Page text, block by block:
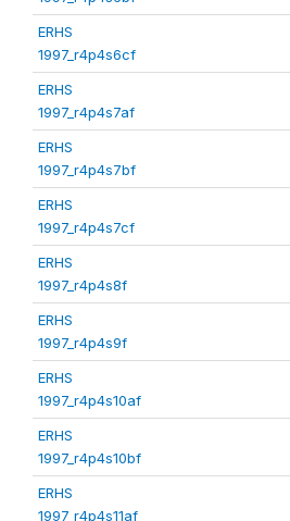
ERHS
1997_r4p4s6cf
ERHS
1997_r4p4s7af
ERHS
1997_r4p4s7bf
ERHS
1997_r4p4s7cf
ERHS
1997_r4p4s8f
ERHS
1997_r4p4s9f
ERHS
1997_r4p4s10af
ERHS
1997_r4p4s10bf
ERHS
1997_r4p4s11af